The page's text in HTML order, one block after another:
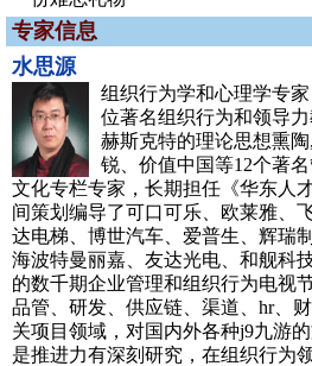
专家信息
水思源
组织行为学和心理学专
位著名组织行为和领导
赫斯克特的理论思想熏
锐、价值中国等12个著
文化专栏专家，长期担任《华东人
间策划编导了可口可乐、欧莱雅、
达电梯、博世汽车、爱普生、辉瑞
海波特曼丽嘉、友达光电、和舰科
的数千期企业管理和组织行为电视
品管、研发、供应链、渠道、hr、
关项目领域，对国内外各种j9九游
是推进力有深刻研究，在组织行为